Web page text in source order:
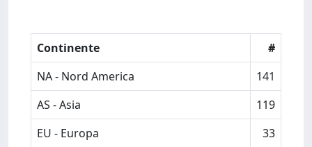
Continente
#
NA - Nord America
141
AS - Asia
119
EU - Europa
33